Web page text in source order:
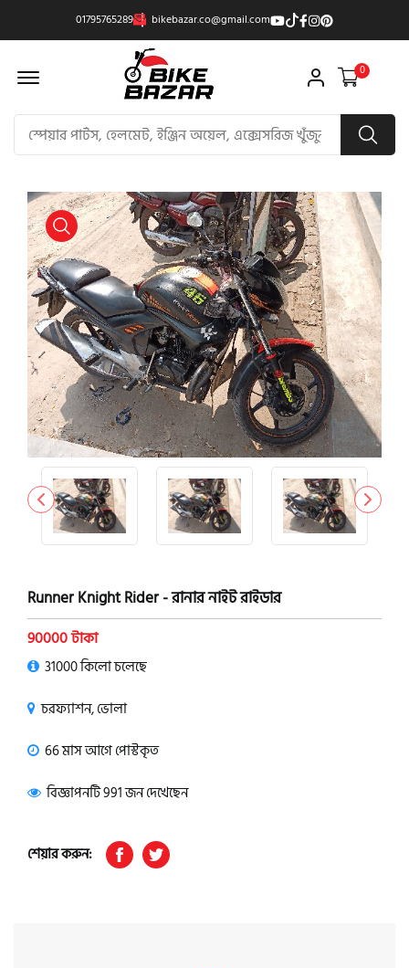
01795765289 bikebazar.co@gmail.com
Offcanvas Menu Open 0
product view
Runner Knight Rider - রানার নাইট রাইডার
90000 টাকা
31000 কিলো চলেছে
চরফ্যাশন, ভোলা
66 মাস আগে পোস্টকৃত
বিজ্ঞাপনটি 991 জন দেখেছেন
শেয়ার করুন: